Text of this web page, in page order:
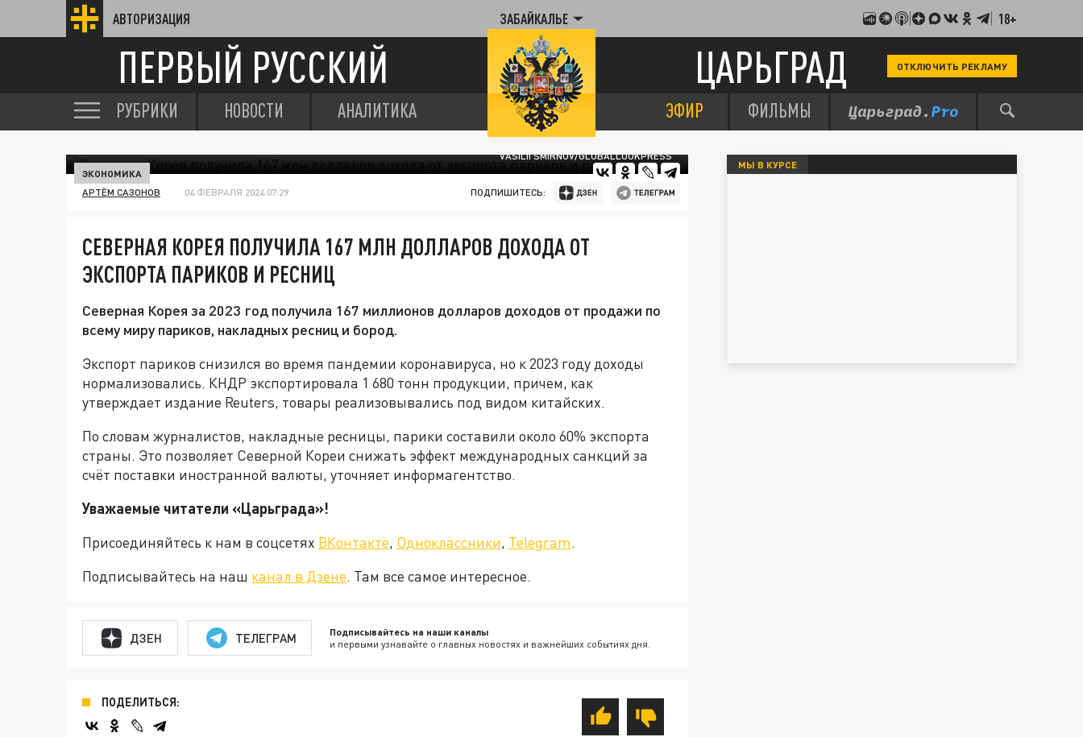
АВТОРИЗАЦИЯ ЗАБАЙКАЛЬЕ 18+
ПЕРВЫЙ РУССКИЙ ЦАРЬГРАД ОТКЛЮЧИТЬ РЕКЛАМУ
РУБРИКИ НОВОСТИ АНАЛИТИКА ЭФИР ФИЛЬМЫ
VASILII SMIRNOV/GLOBALLOOKPRESS
ЭКОНОМИКА
АРТЁМ САЗОНОВ 04 ФЕВРАЛЯ 2024 07:29 ПОДПИШИТЕСЬ:
СЕВЕРНАЯ КОРЕЯ ПОЛУЧИЛА 167 МЛН ДОЛЛАРОВ ДОХОДА ОТ
ЭКСПОРТА ПАРИКОВ И РЕСНИЦ
Северная Корея за 2023 год получила 167 миллионов долларов доходов от продажи по
всему миру париков, накладных ресниц и бород.
Экспорт париков снизился во время пандемии коронавируса, но к 2023 году доходы
нормализовались. КНДР экспортировала 1 680 тонн продукции, причем, как
утверждает издание Reuters, товары реализовывались под видом китайских.
По словам журналистов, накладные ресницы, парики составили около 60% экспорта
страны. Это позволяет Северной Кореи снижать эффект международных санкций за
счёт поставки иностранной валюты, уточняет информагентство.
Уважаемые читатели «Царьграда»!
Присоединяйтесь к нам в соцсетях ВКонтакте, Одноклассники, Telegram.
Подписывайтесь на наш канал в Дзене. Там все самое интересное.
ДЗЕН ТЕЛЕГРАМ Подписывайтесь на наши каналы
и первыми узнавайте о главных новостях и важнейших событиях дня.
ПОДЕЛИТЬСЯ:
МЫ В КУРСЕ